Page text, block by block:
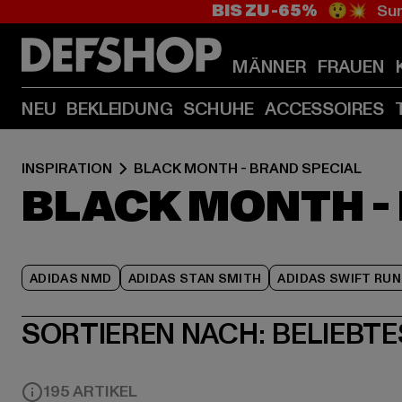
BIS ZU -65% 😲💥
MÄNNER FRAUEN
NEU BEKLEIDUNG SCHUHE ACCESSOIRES
INSPIRATION BLACK MONTH - BRAND SPECIAL
BLACK MONTH
ADIDAS NMD ADIDAS STAN SMITH ADIDAS SWIFT RUN
SORTIEREN NACH:
195 ARTIKEL